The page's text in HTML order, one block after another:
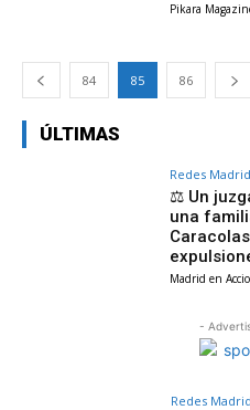
Pikara
84 85 86
ÚLTIMAS
Redes
⚖️ Un
una
Madrid en
-
Redes